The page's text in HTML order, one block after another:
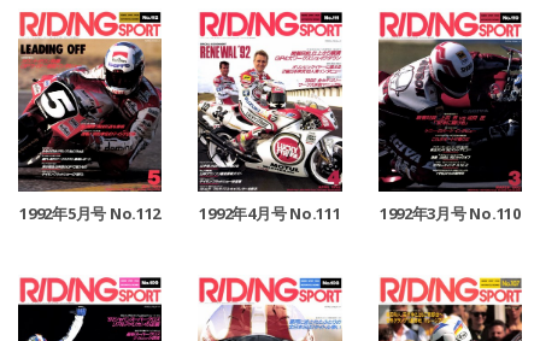
1992年5月号 No.112 1992年4月号 No.111 1992年3月号 No.110